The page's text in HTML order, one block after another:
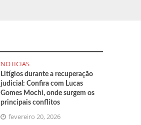
NOTICIAS
Litígios durante a recuperação
judicial: Confira com Lucas
Gomes Mochi, onde surgem os
principais conflitos
fevereiro 20, 2026